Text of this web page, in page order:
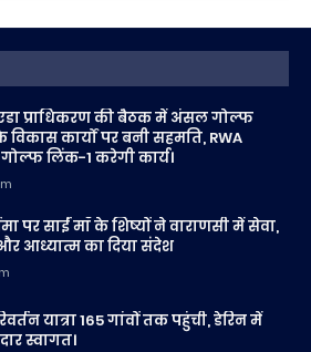
प्राधिकरण की बैठक में अंसल गोल्फ
कार्यों पर बनी सहमति, RWA
लिंक-1 करेगी कार्य।
पर साईं माँ के शिष्यों ने वाराणसी में सेवा,
आध्यात्म का दिया संदेश
यात्रा 165 गांवों तक पहुंची, डेरिन में
स्वागत।